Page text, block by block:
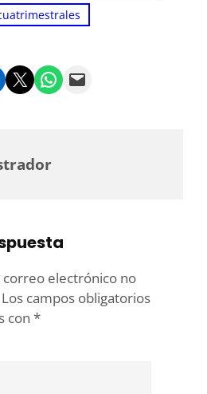
Twitter WhatsApp Email
correo electrónico no
Los campos obligatorios
con *